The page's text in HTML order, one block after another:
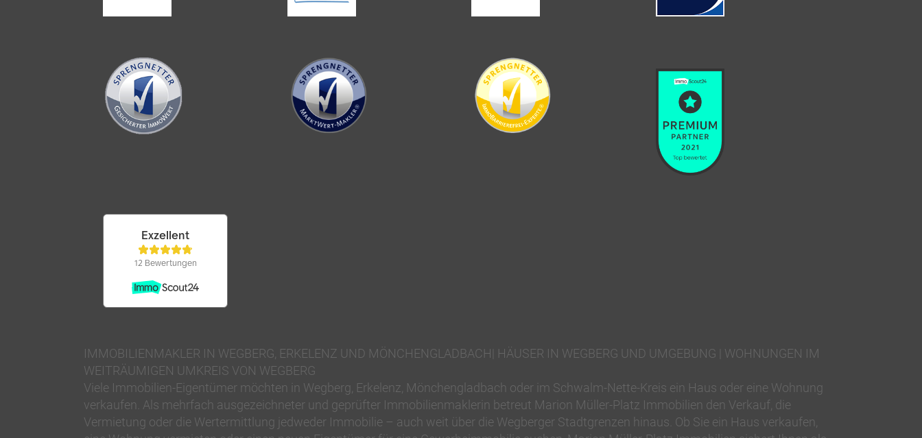
IMMOBILIENMAKLER IN WEGBERG, ERKELENZ UND MÖNCHENGLADBACH| HÄUSER IN WEGBERG UND UMGEBUNG | WOHNUNGEN IM
WEITRÄUMIGEN UMKREIS VON WEGBERG
Viele Immobilien-Eigentümer möchten in Wegberg, Erkelenz, Mönchengladbach oder im Schwalm-Nette-Kreis ein Haus oder eine Wohnung
verkaufen. Als mehrfach ausgezeichneter und geprüfter Immobilienmaklerin betreut Marion Müller-Platz Immobilien den Verkauf, die
Vermietung oder die Wertermittlung jedweder Immobilie – auch weit über die Wegberger Stadtgrenzen hinaus. Ob Sie ein Haus verkaufen,